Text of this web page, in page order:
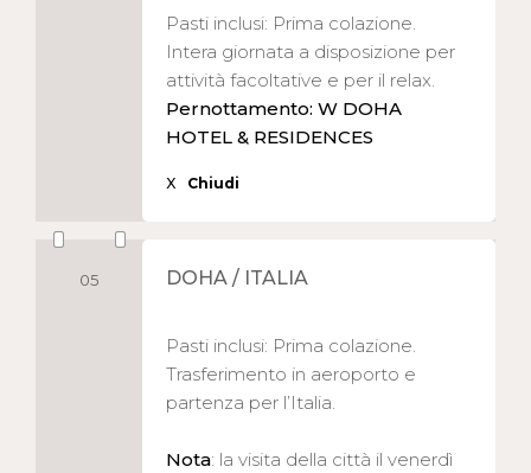
Pasti inclusi: Prima colazione.
Intera giornata a disposizione per
attività facoltative e per il relax.
Pernottamento: W DOHA
HOTEL & RESIDENCES
X Chiudi
05 DOHA / ITALIA
Pasti inclusi: Prima colazione.
Trasferimento in aeroporto e
partenza per l’Italia.
Nota: la visita della città il venerdì